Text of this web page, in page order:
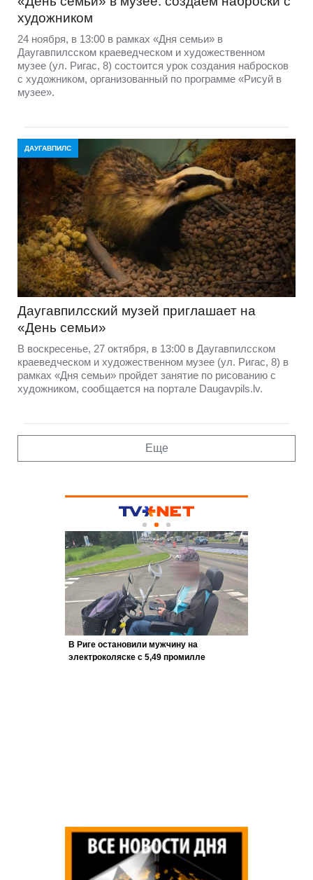
художником
24 ноября, в 13:00 в рамках «Дня семьи» в
Даугавпилсском краеведческом и художественном
музее (ул. Ригас, 8) состоится урок создания набросков
с художником, организованный по программе «Рисуй в
музее».
ДАУГАВПИЛС
Даугавпилсский музей приглашает на
«День семьи»
В воскресенье, 27 октября, в 13:00 в Даугавпилсском
краеведческом и художественном музее (ул. Ригас, 8) в
рамках «Дня семьи» пройдет занятие по рисованию с
художником, сообщается на портале Daugavpils.lv.
Еще